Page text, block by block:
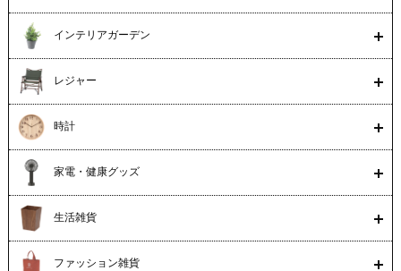
インテリアガーデン
レジャー
時計
家電・健康グッズ
生活雑貨
ファッション雑貨